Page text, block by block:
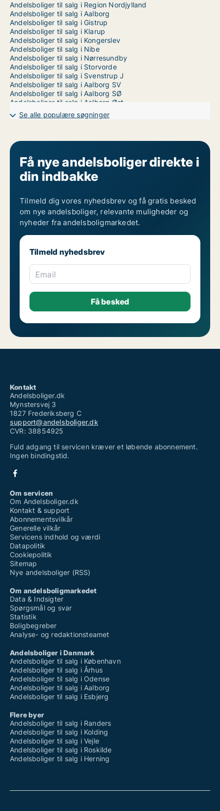
Andelsboliger til salg i Region Nordjylland
Andelsboliger til salg i Aalborg
Andelsboliger til salg i Gistrup
Andelsboliger til salg i Klarup
Andelsboliger til salg i Kongerslev
Andelsboliger til salg i Nibe
Andelsboliger til salg i Nørresundby
Andelsboliger til salg i Storvorde
Andelsboliger til salg i Svenstrup J
Andelsboliger til salg i Aalborg SV
Andelsboliger til salg i Aalborg SØ
Andelsboliger til salg i Aalborg Øst
Se alle populære søgninger
Få nye andelsboliger direkte i
din indbakke
Tilmeld dig vores nyhedsbrev og få gratis besked
om nye andelsboliger, relevante muligheder og
nyheder fra andelsboligmarkedet.
Tilmeld nyhedsbrev
Email
Kontakt
Andelsboliger.dk
Mynstersvej 3
1827 Frederiksberg C
support@andelsboliger.dk
CVR: 38854925
Fuld adgang til servicen kræver et løbende abonnement.
Ingen bindingstid.
Om servicen
Om Andelsboliger.dk
Kontakt & support
Abonnementsvilkår
Generelle vilkår
Servicens indhold og værdi
Datapolitik
Cookiepolitik
Sitemap
Nye andelsboliger (RSS)
Om andelsboligmarkedet
Data & Indsigter
Spørgsmål og svar
Statistik
Boligbegreber
Analyse- og redaktionsteamet
Andelsboliger i Danmark
Andelsboliger til salg i København
Andelsboliger til salg i Århus
Andelsboliger til salg i Odense
Andelsboliger til salg i Aalborg
Andelsboliger til salg i Esbjerg
Flere byer
Andelsboliger til salg i Randers
Andelsboliger til salg i Kolding
Andelsboliger til salg i Vejle
Andelsboliger til salg i Roskilde
Andelsboliger til salg i Herning